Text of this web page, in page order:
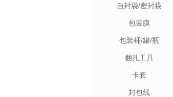
自封袋/密封袋
包装膜
包装桶/罐/瓶
捆扎工具
卡套
封包线